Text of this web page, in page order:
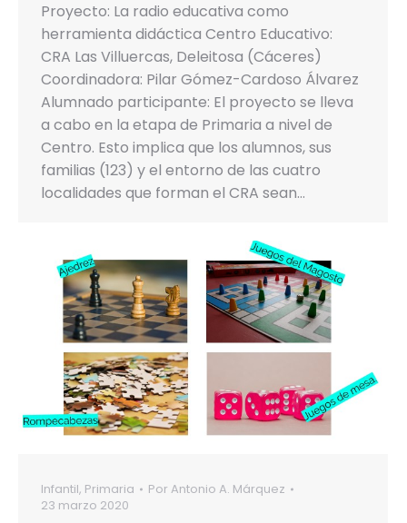
Proyecto: La radio educativa como
herramienta didáctica Centro Educativo:
CRA Las Villuercas, Deleitosa (Cáceres)
Coordinadora: Pilar Gómez-Cardoso Álvarez
Alumnado participante: El proyecto se lleva
a cabo en la etapa de Primaria a nivel de
Centro. Esto implica que los alumnos, sus
familias (123) y el entorno de las cuatro
localidades que forman el CRA sean…
Infantil, Primaria Por Antonio A. Márquez
23 marzo 2020